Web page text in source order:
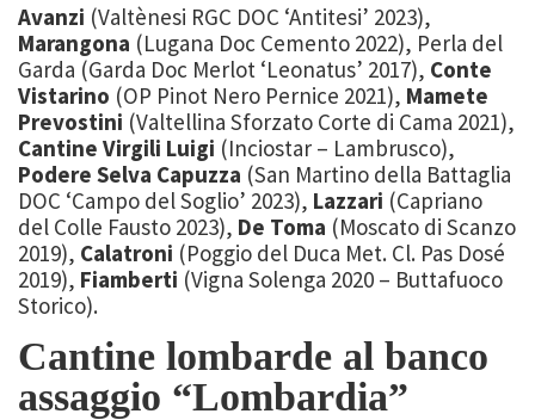
Avanzi (Valtènesi RGC DOC ‘Antitesi’ 2023),
Marangona (Lugana Doc Cemento 2022), Perla del
Garda (Garda Doc Merlot ‘Leonatus’ 2017), Conte
Vistarino (OP Pinot Nero Pernice 2021), Mamete
Prevostini (Valtellina Sforzato Corte di Cama 2021),
Cantine Virgili Luigi (Inciostar – Lambrusco),
Podere Selva Capuzza (San Martino della Battaglia
DOC ‘Campo del Soglio’ 2023), Lazzari (Capriano
del Colle Fausto 2023), De Toma (Moscato di Scanzo
2019), Calatroni (Poggio del Duca Met. Cl. Pas Dosé
2019), Fiamberti (Vigna Solenga 2020 – Buttafuoco
Storico).
Cantine lombarde al banco
assaggio “Lombardia”